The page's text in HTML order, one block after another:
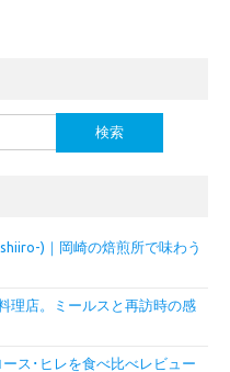
)｜岡崎の焙煎所で味わう
理店。ミールスと再訪時の感
ス･ヒレを食べ比べレビュー